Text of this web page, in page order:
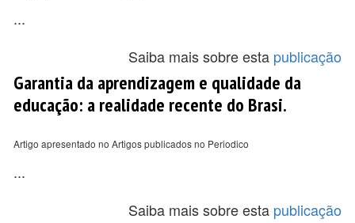
...
Saiba mais sobre esta publicação
Garantia da aprendizagem e qualidade da
educação: a realidade recente do Brasi.
Artigo apresentado no Artigos publicados no Periodico
...
Saiba mais sobre esta publicação